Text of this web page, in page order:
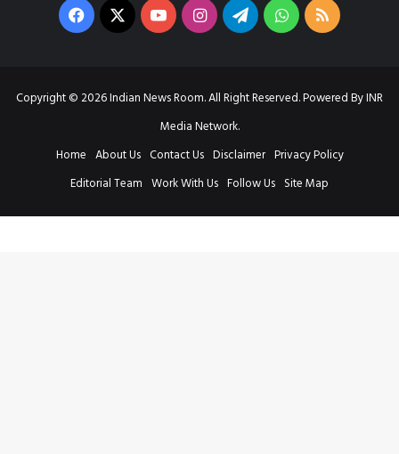
Facebook
X YouTubeInstagramTelegramWhatsApp
RSS
Copyright © 2026 Indian News Room. All Right Reserved. Powered By INR
Media Network.
Home About Us Contact Us Disclaimer Privacy Policy
Editorial Team Work With Us Follow Us Site Map